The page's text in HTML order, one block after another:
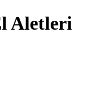
Aletleri